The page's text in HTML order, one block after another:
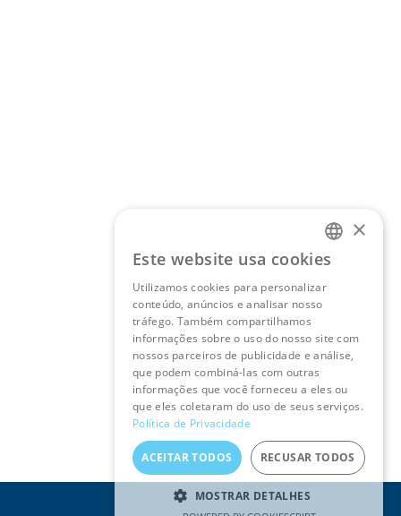
PORTUGUESE
×
Este website usa cookies
Utilizamos cookies para personalizar
conteúdo, anúncios e analisar nosso
tráfego. Também compartilhamos
informações sobre o uso do nosso site com
nossos parceiros de publicidade e análise,
que podem combiná-las com outras
informações que você forneceu a eles ou
que eles coletaram do uso de seus serviços.
Política de Privacidade
ACEITAR TODOS RECUSAR TODOS
MOSTRAR DETALHES